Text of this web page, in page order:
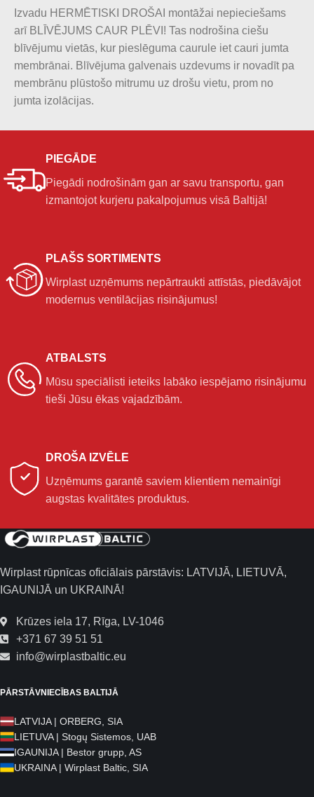
Izvadu HERMĒTISKI DROŠAI montāžai nepieciešams
arī BLĪVĒJUMS CAUR PLĒVI! Tas nodrošina ciešu
blīvējumu vietās, kur pieslēguma caurule iet cauri jumta
membrānai. Blīvējuma galvenais uzdevums ir novadīt pa
membrānu plūstošo mitrumu uz drošu vietu, prom no
jumta izolācijas.
PIEGĀDE
Piegādi nodrošinām gan ar savu transportu, gan
izmantojot kurjeru pakalpojumus visā Baltijā!
PLAŠS SORTIMENTS
Wirplast uzņēmums nepārtraukti attīstās, piedāvājot
modernus ventilācijas risinājumus!
ATBALSTS
Mūsu speciālisti ieteiks labāko iespējamo risinājumu
tieši Jūsu ēkas vajadzībām.
DROŠA IZVĒLE
Uzņēmums garantē saviem klientiem nemainīgi
augstas kvalitātes produktus.
Wirplast rūpnīcas oficiālais pārstāvis: LATVIJĀ, LIETUVĀ,
IGAUNIJĀ un UKRAINĀ!
Krūzes iela 17, Rīga, LV-1046
+371 67 39 51 51
info@wirplastbaltic.eu
PĀRSTĀVNIECĪBAS BALTIJĀ
LATVIJA | ORBERG, SIA
LIETUVA | Stogų Sistemos, UAB
IGAUNIJA | Bestor grupp, AS
UKRAINA | Wirplast Baltic, SIA